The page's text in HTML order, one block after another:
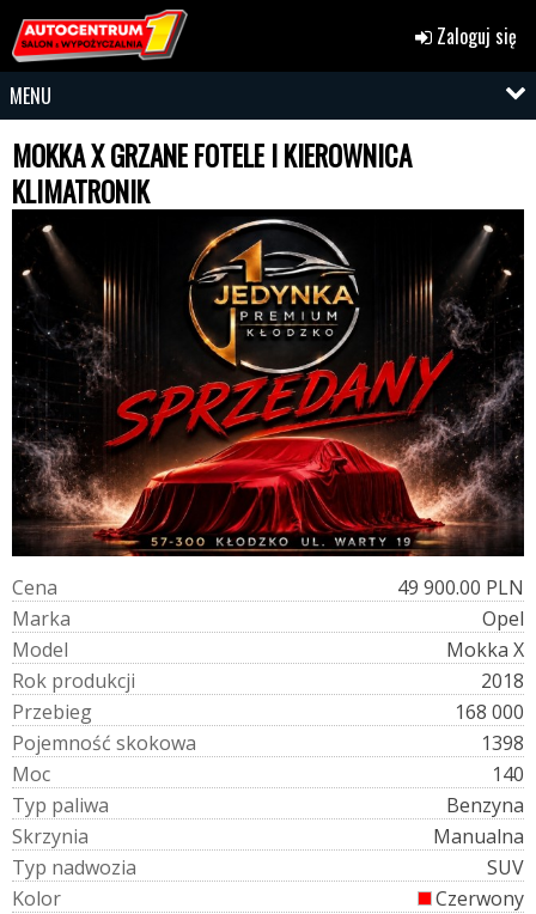
Zaloguj się
MENU
MOKKA X GRZANE FOTELE I KIEROWNICA
KLIMATRONIK
Cena
49 900.00 PLN
Marka
Opel
Model
Mokka X
Rok produkcji
2018
Przebieg
168 000
Pojemność skokowa
1398
Moc
140
Typ paliwa
Benzyna
Skrzynia
Manualna
Typ nadwozia
SUV
Kolor
Czerwony